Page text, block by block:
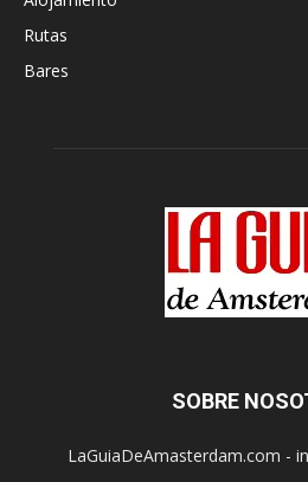
Rutas
Bares
SOBRE
LaGuiaDeAmasterdam.com -